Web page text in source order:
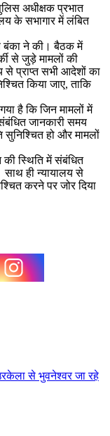
अधीक्षक प्रभात
के सभागार में लंबित
बंका ने की। बैठक में
से जुड़े मामलों की
से प्राप्त सभी आदेशों का
किया जाए, ताकि
है कि जिन मामलों में
संबंधित जानकारी समय
सुनिश्चित हो और मामलों
की स्थिति में संबंधित
साथ ही न्यायालय से
करने पर जोर दिया
से भुवनेश्वर जा रहे